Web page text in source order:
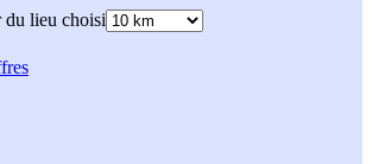
du lieu choisi